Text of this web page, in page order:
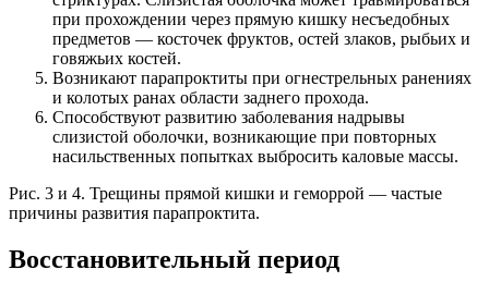
при прохождении через прямую кишку несъедобных
предметов — косточек фруктов, остей злаков, рыбьих и
говяжьих костей.
Возникают парапроктиты при огнестрельных ранениях
и колотых ранах области заднего прохода.
Способствуют развитию заболевания надрывы
слизистой оболочки, возникающие при повторных
насильственных попытках выбросить каловые массы.
Рис. 3 и 4. Трещины прямой кишки и геморрой — частые
причины развития парапроктита.
Восстановительный период